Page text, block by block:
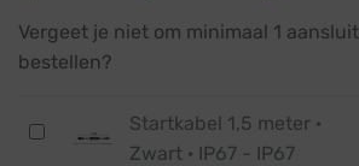
Vergeet je niet om minimaal 1
bestellen?
Startkabel
Startkabel 1,5 meter ·
Zwart · IP67 - IP67